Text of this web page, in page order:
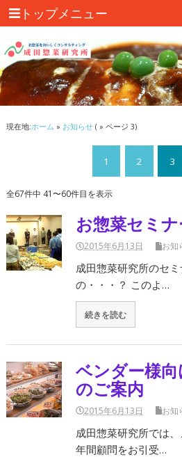
トップメニュー
現在地:ホーム » お知らせ( » ページ 3)
1 2 3
全67件中 41〜60件目を表示
お惣菜セミナ
2015年6月13日 お知
成田惣菜研究所のセ
の・・・？ このよ…
続きを読む
ベンダー様
のご案内
2015年6月13日 お知
成田惣菜研究所では
年間顧問をお引受…